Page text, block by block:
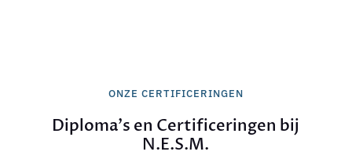
ONZE CERTIFICERINGEN
Diploma's en Certificeringen bij
N.E.S.M.